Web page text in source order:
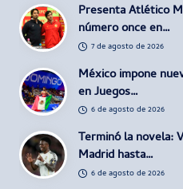
Presenta Atlético
número once en…
7 de agosto de 2026
México impone
en Juegos…
6 de agosto de 2026
Terminó la novela:
Madrid hasta…
6 de agosto de 2026